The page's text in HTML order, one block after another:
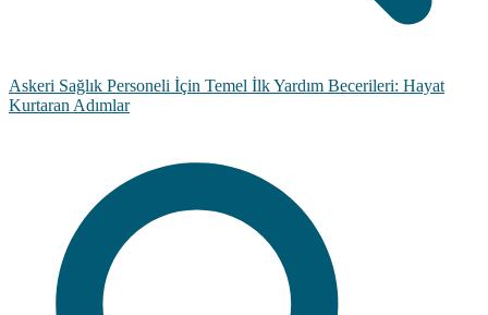
Askeri Sağlık Personeli İçin Temel İlk Yardım Becerileri: Hayat
Kurtaran Adımlar